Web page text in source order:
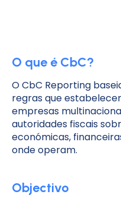
O que é CbC?
O CbC Reporting
regras que
empresas
autoridades fiscais
económicas,
onde operam.
Objectivo